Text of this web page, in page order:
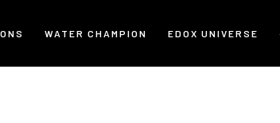
WATER CHAMPION EDOX UNIVERSE